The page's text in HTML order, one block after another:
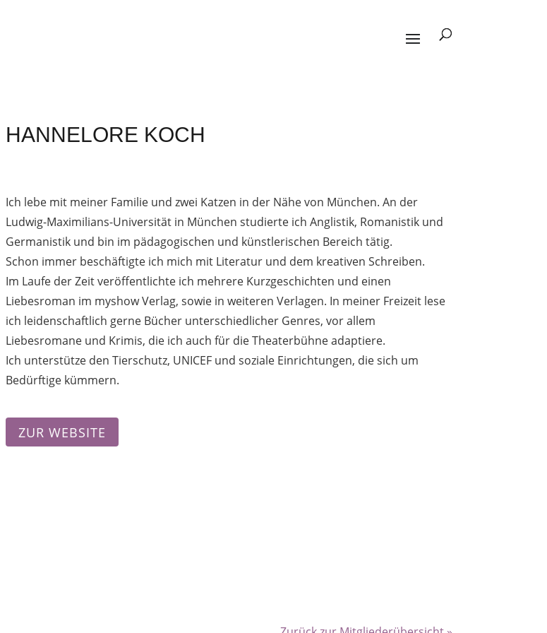
HANNELORE KOCH
Ich lebe mit meiner Familie und zwei Katzen in der Nähe von München. An der
Ludwig-Maximilians-Universität in München studierte ich Anglistik, Romanistik und
Germanistik und bin im pädagogischen und künstlerischen Bereich tätig.
Schon immer beschäftigte ich mich mit Literatur und dem kreativen Schreiben.
Im Laufe der Zeit veröffentlichte ich mehrere Kurzgeschichten und einen
Liebesroman im myshow Verlag, sowie in weiteren Verlagen. In meiner Freizeit lese
ich leidenschaftlich gerne Bücher unterschiedlicher Genres, vor allem
Liebesromane und Krimis, die ich auch für die Theaterbühne adaptiere.
Ich unterstütze den Tierschutz, UNICEF und soziale Einrichtungen, die sich um
Bedürftige kümmern.
ZUR WEBSITE